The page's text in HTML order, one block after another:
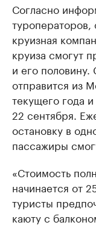
Согласно
туроператоров,
круизная
круиза смогут
и его
отправится из
текущего года
22 сентября.
остановку в
пассажиры
«Стоимость
начинается от
туристы
каюту с